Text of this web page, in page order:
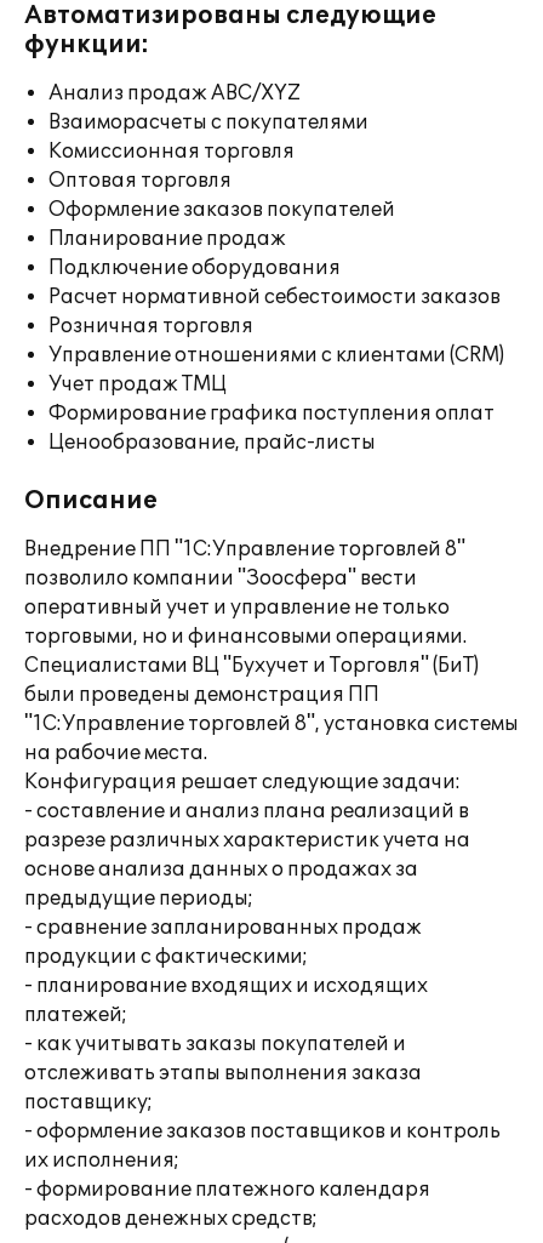
Автоматизированы следующие
функции:
Анализ продаж ABC/XYZ
Взаиморасчеты с покупателями
Комиссионная торговля
Оптовая торговля
Оформление заказов покупателей
Планирование продаж
Подключение оборудования
Расчет нормативной себестоимости заказов
Розничная торговля
Управление отношениями с клиентами (CRM)
Учет продаж ТМЦ
Формирование графика поступления оплат
Ценообразование, прайс-листы
Описание
Внедрение ПП "1С:Управление торговлей 8"
позволило компании "Зоосфера" вести
оперативный учет и управление не только
торговыми, но и финансовыми операциями.
Специалистами ВЦ "Бухучет и Торговля" (БиТ)
были проведены демонстрация ПП
"1С:Управление торговлей 8", установка системы
на рабочие места.
Конфигурация решает следующие задачи:
- составление и анализ плана реализаций в
разрезе различных характеристик учета на
основе анализа данных о продажах за
предыдущие периоды;
- сравнение запланированных продаж
продукции с фактическими;
- планирование входящих и исходящих
платежей;
- как учитывать заказы покупателей и
отслеживать этапы выполнения заказа
поставщику;
- оформление заказов поставщиков и контроль
их исполнения;
- формирование платежного календаря
расходов денежных средств;